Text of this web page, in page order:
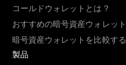
コールドウォレットとは？
おすすめの暗号資産ウォレット
暗号資産ウォレットを比較する
製品